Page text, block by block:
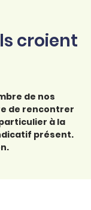
croient
de nos
de rencontrer
à la
présent.